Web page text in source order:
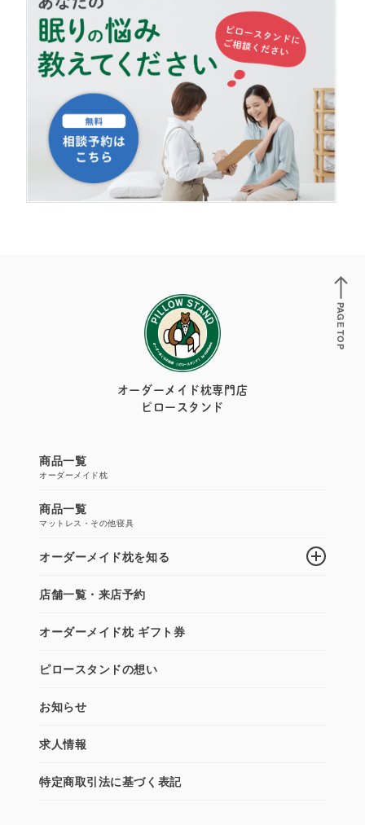
オーダーメイド枕専門店
ピロースタンド
商品一覧
オーダーメイド枕
商品一覧
マットレス・その他寝具
オーダーメイド枕を知る
店舗一覧・来店予約
オーダーメイド枕 ギフト券
ピロースタンドの想い
お知らせ
求人情報
特定商取引法に基づく表記
PAGE TOP